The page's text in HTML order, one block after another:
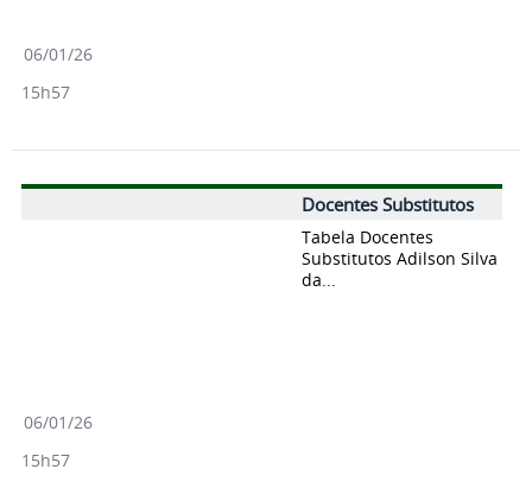
06/01/26
15h57
Docentes Substitutos
Tabela Docentes
Substitutos Adilson Silva
da...
06/01/26
15h57